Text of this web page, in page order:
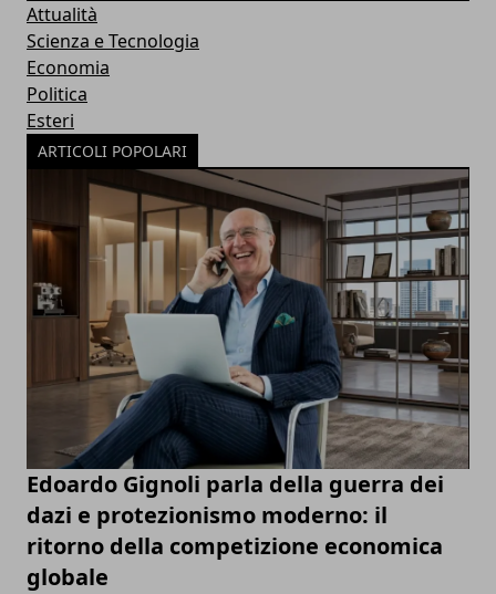
Attualità
Scienza e Tecnologia
Economia
Politica
Esteri
ARTICOLI POPOLARI
Edoardo Gignoli parla della guerra dei
dazi e protezionismo moderno: il
ritorno della competizione economica
globale